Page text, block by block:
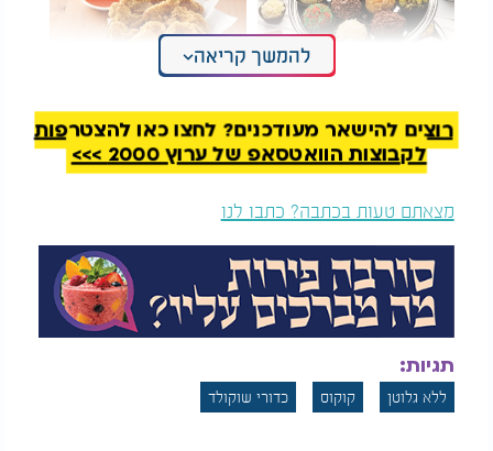
כדורי שוקולד עם
הפתעה: הקינוח
המושלם למשלוחי מנות
בפורים
עוף מטוגן בקמח שכולם
'יעופו' עליו
מים רותחים) או במיקרוגל בפולסים קצרים, עד שהוא חלק
ונוזלי.
בקערה גדולה מערבבים את השוקולד המומס עם חמאת
השקדים או תמרים מעוכים עד שהתערובת חלקה.
מוסיפים את הקוקוס הטחון בהדרגה ומערבבים היטב עד
שמתקבל בצק רך שאפשר לגלגל.
שלב 2: גלגול הכדורים (10 דקות)
להמשך קריאה
רוצים להישאר מעודכנים? לחצו כאן להצטרפות
לקבוצות הוואטסאפ של ערוץ 2000 >>>
מצאתם טעות בכתבה? כתבו לנו
תגיות:
ללא גלוטן קוקוס כדורי שוקולד